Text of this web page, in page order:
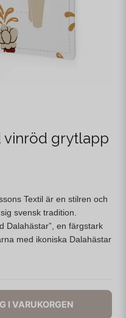
vinröd grytlapp
Textil är en stilren och
svensk tradition.
Dalahästar”, en färgstark
med ikoniska Dalahästar
I VARUKORGEN